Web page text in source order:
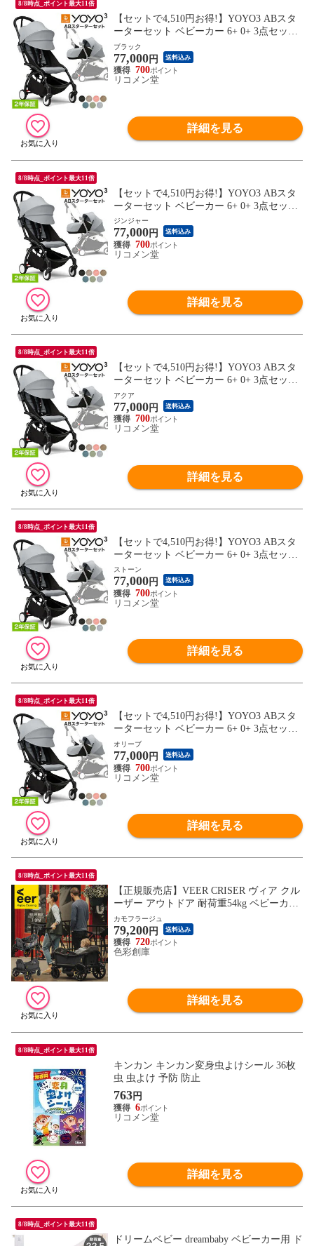
8/8時点_ポイント最大11倍
【セットで4,510円お得!】YOYO3 ABスタ
ーターセット ベビーカー 6+ 0+ 3点セット
A型 B型 AB型 新生児 ベビー 子ども 赤ち
ゃん 折りたたみ 折り畳み コンパクト スト
ローラー 【正規販売店】 2年保証(代引不
可)【送料無料】
ブラック
77,000円 送料込み
700
リコメン堂
詳細を見る
8/8時点_ポイント最大11倍
【セットで4,510円お得!】YOYO3 ABスタ
ーターセット ベビーカー 6+ 0+ 3点セット
A型 B型 AB型 新生児 ベビー 子ども 赤ち
ゃん 折りたたみ 折り畳み コンパクト スト
ローラー 【正規販売店】 2年保証(代引不
可)【送料無料】
ジンジャー
77,000円 送料込み
700
リコメン堂
詳細を見る
8/8時点_ポイント最大11倍
【セットで4,510円お得!】YOYO3 ABスタ
ーターセット ベビーカー 6+ 0+ 3点セット
A型 B型 AB型 新生児 ベビー 子ども 赤ち
ゃん 折りたたみ 折り畳み コンパクト スト
ローラー 【正規販売店】 2年保証(代引不
可)【送料無料】
アクア
77,000円 送料込み
700
リコメン堂
詳細を見る
8/8時点_ポイント最大11倍
【セットで4,510円お得!】YOYO3 ABスタ
ーターセット ベビーカー 6+ 0+ 3点セット
A型 B型 AB型 新生児 ベビー 子ども 赤ち
ゃん 折りたたみ 折り畳み コンパクト スト
ローラー 【正規販売店】 2年保証(代引不
可)【送料無料】
ストーン
77,000円 送料込み
700
リコメン堂
詳細を見る
8/8時点_ポイント最大11倍
【セットで4,510円お得!】YOYO3 ABスタ
ーターセット ベビーカー 6+ 0+ 3点セット
A型 B型 AB型 新生児 ベビー 子ども 赤ち
ゃん 折りたたみ 折り畳み コンパクト スト
ローラー 【正規販売店】 2年保証(代引不
可)【送料無料】
オリーブ
77,000円 送料込み
700
リコメン堂
詳細を見る
8/8時点_ポイント最大11倍
【正規販売店】VEER CRISER ヴィア クル
ーザー アウトドア 耐荷重54kg ベビーカー
ペットカート 子供 犬 折りたたみ ワゴン
カート 荷物 台車 キャンプ
カモフラージュ
79,200円 送料込み
720
色彩創庫
詳細を見る
8/8時点_ポイント最大11倍
キンカン キンカン変身虫よけシール 36枚
虫 虫よけ 予防 防止
763円
6
リコメン堂
詳細を見る
8/8時点_ポイント最大11倍
ドリームベビー dreambaby ベビーカー用 ド